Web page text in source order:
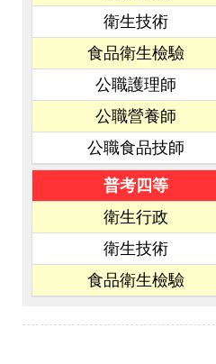
衛生技術
食品衛生檢驗
公職護理師
公職營養師
公職食品技師
普考四等
衛生行政
衛生技術
食品衛生檢驗